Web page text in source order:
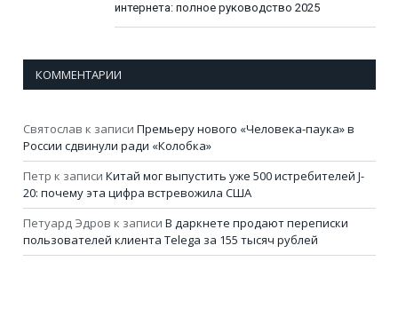
интернета: полное руководство 2025
КОММЕНТАРИИ
Святослав к записи Премьеру нового «Человека-паука» в
России сдвинули ради «Колобка»
Петр к записи Китай мог выпустить уже 500 истребителей J-
20: почему эта цифра встревожила США
Петуард Эдров к записи В даркнете продают переписки
пользователей клиента Telega за 155 тысяч рублей